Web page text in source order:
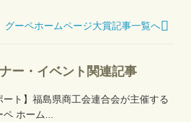
グーペホームページ大賞記事一覧へ
ー・イベント関連記事
ート】福島県商工会連合会が主催する
ペ ホーム...